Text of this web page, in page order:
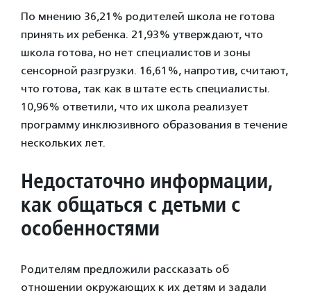
По мнению 36,21% родителей школа не готова
принять их ребенка. 21,93% утверждают, что
школа готова, но нет специалистов и зоны
сенсорной разгрузки. 16,61%, напротив, считают,
что готова, так как в штате есть специалисты.
10,96% ответили, что их школа реализует
программу инклюзивного образования в течение
нескольких лет.
Недостаточно информации,
как общаться с детьми с
особенностями
Родителям предложили рассказать об
отношении окружающих к их детям и задали